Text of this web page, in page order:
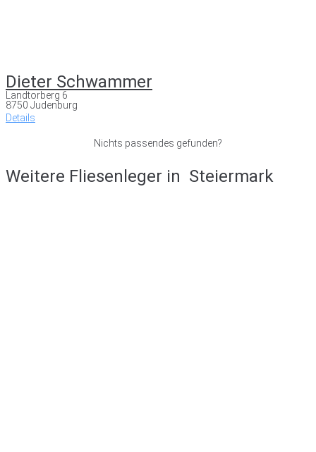
Dieter Schwammer
Landtorberg 6
8750 Judenburg
Details
Nichts passendes gefunden?
Weitere Fliesenleger in Steiermark